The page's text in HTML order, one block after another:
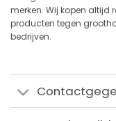
merken. Wij kopen altijd
producten tegen
bedrijven.